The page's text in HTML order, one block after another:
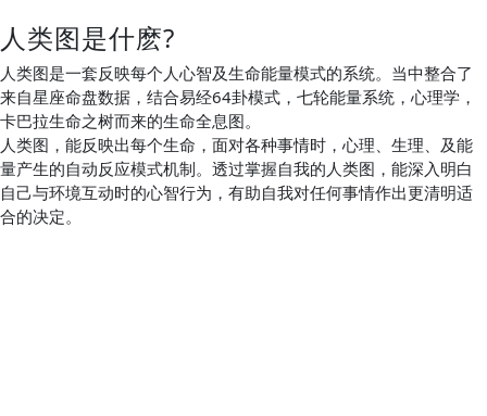
人类图是什麽?
人类图是一套反映每个人心智及生命能量模式的系统。当中整合了
来自星座命盘数据，结合易经64卦模式，七轮能量系统，心理学，
卡巴拉生命之树而来的生命全息图。
人类图，能反映出每个生命，面对各种事情时，心理、生理、及能
量产生的自动反应模式机制。透过掌握自我的人类图，能深入明白
自己与环境互动时的心智行为，有助自我对任何事情作出更清明适
合的决定。